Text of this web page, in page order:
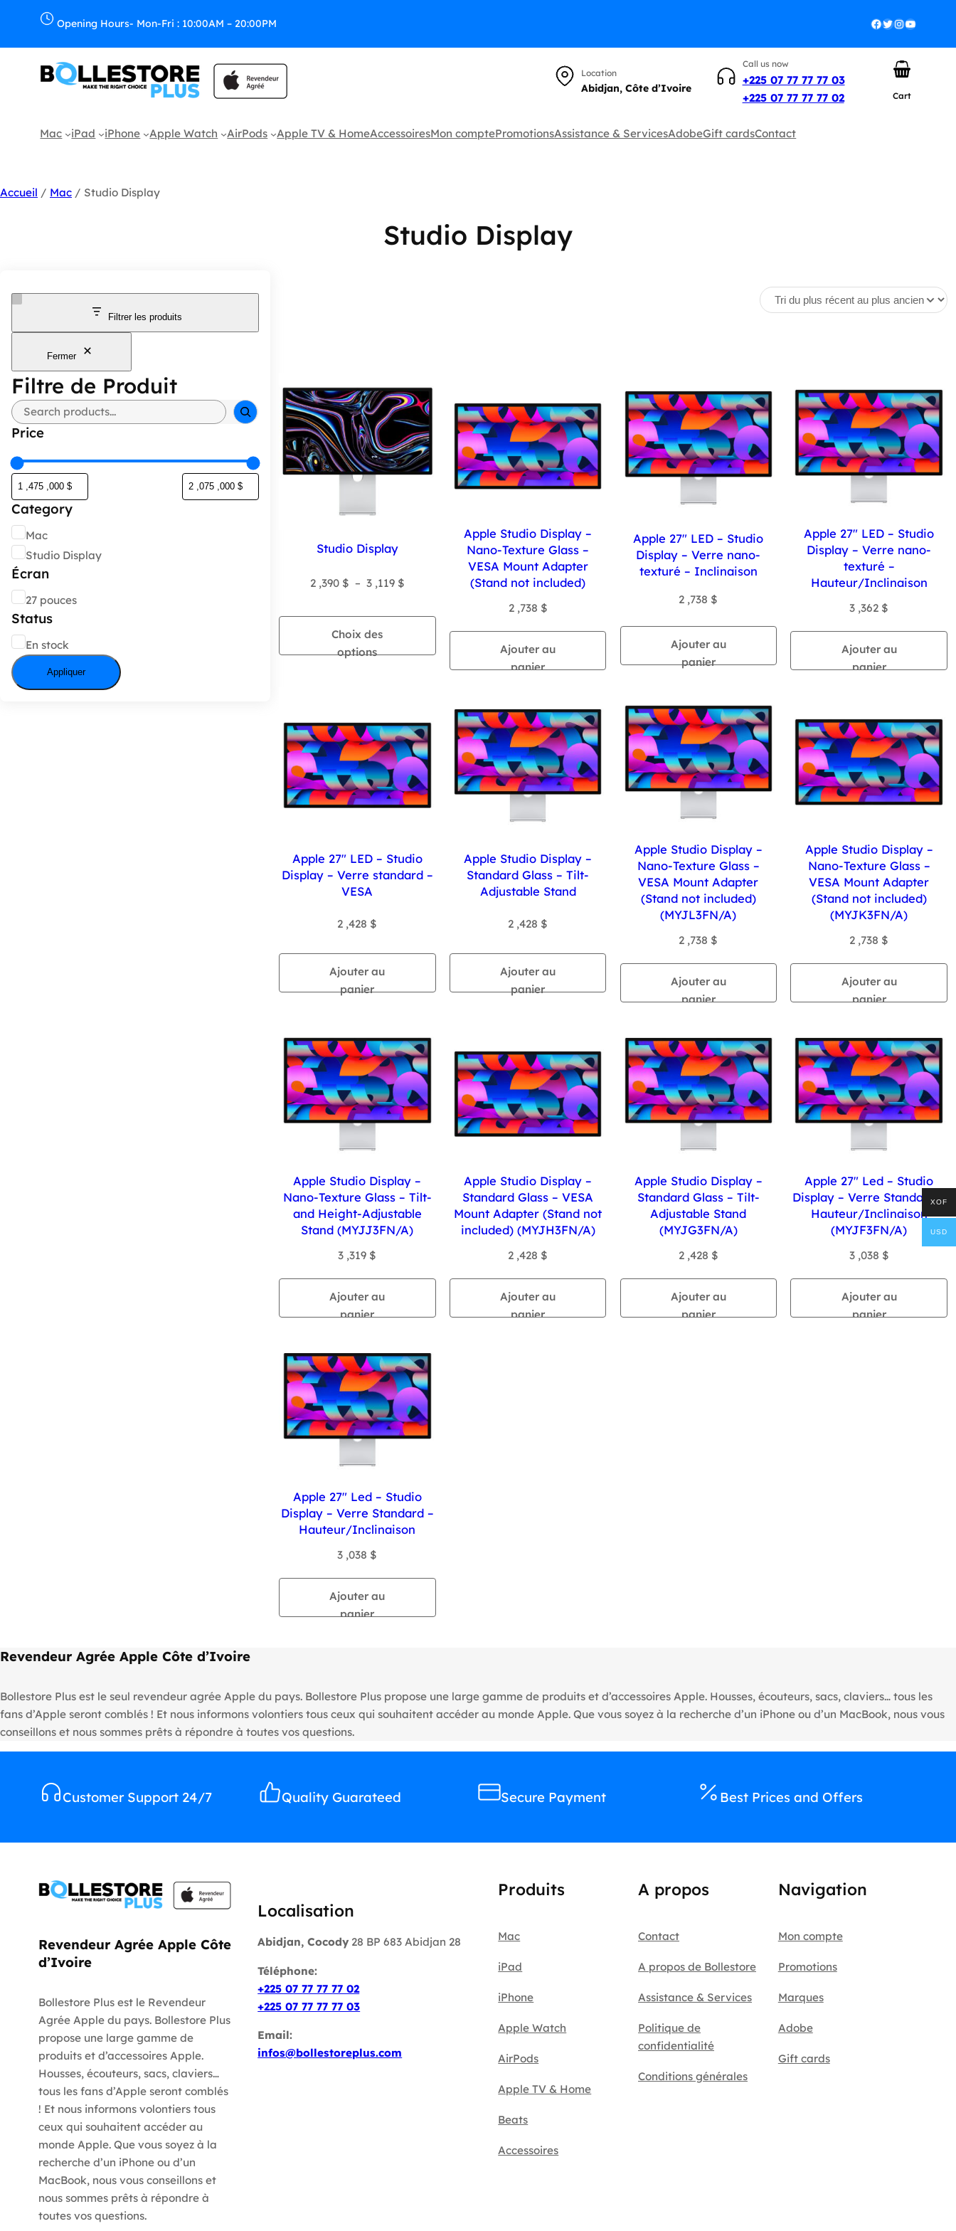
Opening Hours- Mon-Fri : 10:00AM – 20:00PM Facebook Twitter InstagramYouTube
Location
Abidjan, Côte d’Ivoire
Call us now
+225 07 77 77 77 03
+225 07 77 77 77 02
Cart
Mac iPad iPhone Apple Watch AirPods Apple TV & HomeAccessoiresMon comptePromotionsAssistance & ServicesAdobeGift cardsContact
Accueil / Mac / Studio Display
Studio Display
Filtrer les produits
Fermer
Filtre de Produit
Rechercher
Price
Category
Catégorie
Mac
Studio Display
Écran
Écran27 pouces
Status
ÉtatEn stock
Appliquer
Studio Display
2 ,390 $ – 3 ,119 $Plage
prix :
,390 $
Choix des
options
Apple Studio Display –
Nano-Texture Glass –
VESA Mount Adapter
(Stand not included)
2 ,738 $
Ajouter au
panier
Apple 27″ LED – Studio
Display – Verre nano-
texturé – Inclinaison
2 ,738 $
Ajouter au
panier
Apple 27″ LED – Studio
Display – Verre nano-
texturé –
Hauteur/Inclinaison
3 ,362 $
Ajouter au
panier
Apple 27″ LED – Studio
Display – Verre standard –
VESA
2 ,428 $
Ajouter au
panier
Apple Studio Display –
Standard Glass – Tilt-
Adjustable Stand
2 ,428 $
Ajouter au
panier
Apple Studio Display –
Nano-Texture Glass –
VESA Mount Adapter
(Stand not included)
(MYJL3FN/A)
2 ,738 $
Ajouter au
panier
Apple Studio Display –
Nano-Texture Glass –
VESA Mount Adapter
(Stand not included)
(MYJK3FN/A)
2 ,738 $
Ajouter au
panier
Apple Studio Display –
Nano-Texture Glass – Tilt-
and Height-Adjustable
Stand (MYJJ3FN/A)
3 ,319 $
Ajouter au
panier
Apple Studio Display –
Standard Glass – VESA
Mount Adapter (Stand not
included) (MYJH3FN/A)
2 ,428 $
Ajouter au
panier
Apple Studio Display –
Standard Glass – Tilt-
Adjustable Stand
(MYJG3FN/A)
2 ,428 $
Ajouter au
panier
Apple 27″ Led – Studio
Display – Verre Standard –
Hauteur/Inclinaison
(MYJF3FN/A)
3 ,038 $
Ajouter au
panier
Apple 27″ Led – Studio
Display – Verre Standard –
Hauteur/Inclinaison
3 ,038 $
Ajouter au
panier
Revendeur Agrée Apple Côte d’Ivoire
Bollestore Plus est le seul revendeur agrée Apple du pays. Bollestore Plus propose une large gamme de produits et d’accessoires Apple. Housses, écouteurs, sacs, claviers… tous les
fans d’Apple seront comblés ! Et nous informons volontiers tous ceux qui souhaitent accéder au monde Apple. Que vous soyez à la recherche d’un iPhone ou d’un MacBook, nous vous
conseillons et nous sommes prêts à répondre à toutes vos questions.
Customer Support 24/7 Quality Guarateed Secure Payment Best Prices and Offers
Revendeur Agrée Apple Côte
d’Ivoire
Bollestore Plus est le Revendeur
Agrée Apple du pays. Bollestore Plus
propose une large gamme de
produits et d’accessoires Apple.
Housses, écouteurs, sacs, claviers…
tous les fans d’Apple seront comblés
! Et nous informons volontiers tous
ceux qui souhaitent accéder au
monde Apple. Que vous soyez à la
recherche d’un iPhone ou d’un
MacBook, nous vous conseillons et
nous sommes prêts à répondre à
toutes vos questions.
Localisation
Abidjan, Cocody 28 BP 683 Abidjan 28
Téléphone:
+225 07 77 77 77 02
+225 07 77 77 77 03
Email:
infos@bollestoreplus.com
Produits
Mac
iPad
iPhone
Apple Watch
AirPods
Apple TV & Home
Beats
Accessoires
A propos
Contact
A propos de Bollestore
Assistance & Services
Politique de
confidentialité
Conditions générales
Navigation
Mon compte
Promotions
Marques
Adobe
Gift cards
XOF
USD